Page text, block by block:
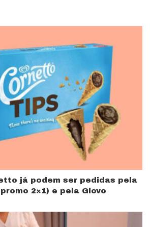
já podem ser pedidas pela
2×1) e pela Glovo